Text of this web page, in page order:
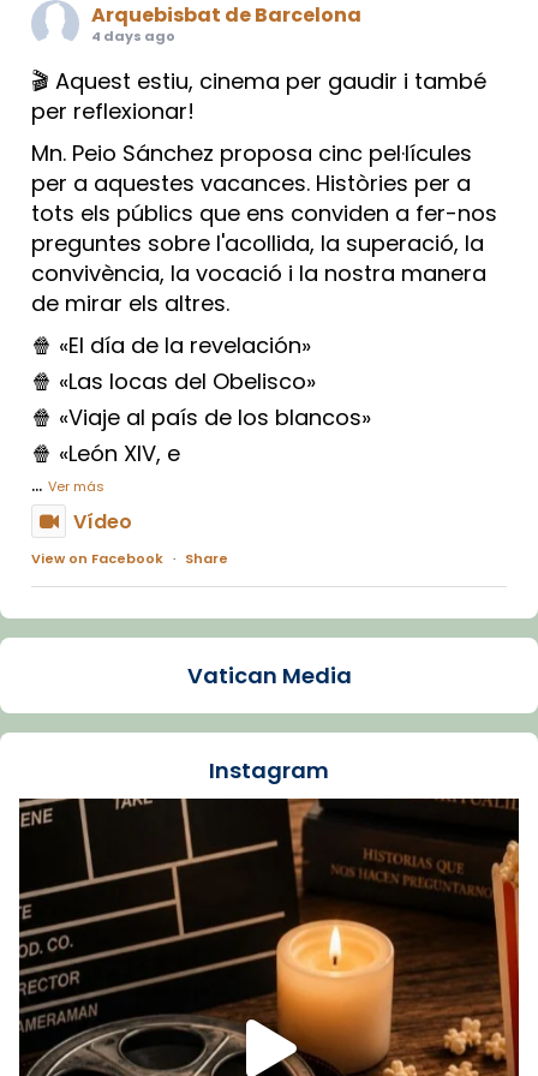
Arquebisbat de Barcelona
4 days ago
🎬 Aquest estiu, cinema per gaudir i també
per reflexionar!
Mn. Peio Sánchez proposa cinc pel·lícules
per a aquestes vacances. Històries per a
tots els públics que ens conviden a fer-nos
preguntes sobre l'acollida, la superació, la
convivència, la vocació i la nostra manera
de mirar els altres.
🍿 «El día de la revelación»
🍿 «Las locas del Obelisco»
🍿 «Viaje al país de los blancos»
🍿 «León XIV, e
... Ver más
Vídeo
View on Facebook · Share
Arquebisbat de Barcelona
La Carmina va patir depressió. Fa gairebé
dos mesos, a l'Estadi Lluís Companys, la
Recupera l'entrevista comp
Vatican
tican News 👇
www.vaticannews.va/es/iglesia/news/2026-
07/carmina-historia-depresion-papa-viaje-
espana-testimoni...
Foto
View on Facebook · Share
Vatican Media
Instagram